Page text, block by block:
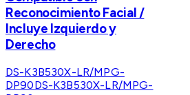
Reconocimiento Facial /
Incluye Izquierdo y
Derecho
DS-K3B530X-LR/MPG-
DP90DS-K3B530X-LR/MPG-